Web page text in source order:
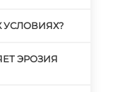
УСЛОВИЯХ?
ЭРОЗИЯ